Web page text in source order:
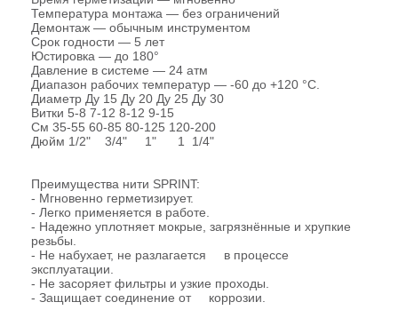
Температура монтажа — без ограничений
Демонтаж — обычным инструментом
Срок годности — 5 лет
Юстировка — до 180°
Давление в системе — 24 атм
Диапазон рабочих температур — -60 до +120 °C.
Диаметр Ду 15 Ду 20 Ду 25 Ду 30
Витки 5-8 7-12 8-12 9-15
См 35-55 60-85 80-125 120-200
Дюйм 1/2" 3/4" 1" 1 1/4"
Преимущества нити SPRINT:
- Мгновенно герметизирует.
- Легко применяется в работе.
- Надежно уплотняет мокрые, загрязнённые и хрупкие
резьбы.
- Не набухает, не разлагается в процессе
эксплуатации.
- Не засоряет фильтры и узкие проходы.
- Защищает соединение от коррозии.